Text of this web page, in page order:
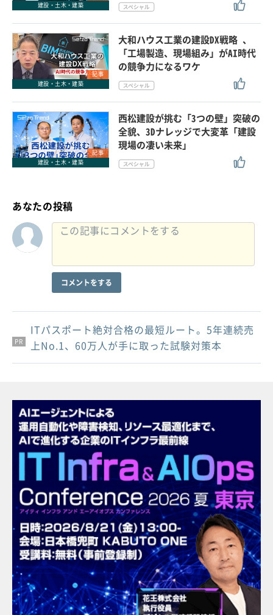
建設・土木・建築
記事
建設・土木・建築
大和ハウス工業の建設DX戦略 、
「工場製造、現場組み」がAI時代
の競争力になるワケ
記事
建設・土木・建築
西松建設が挑む「3つの壁」突破の
全貌、3Dナレッジで大変革「建設
現場の凄い未来」
あなたの投稿
コメントをする
PR
PR
PR
ITパスポート絶対合格の最短ルート。5年連続売
上No.1、60万人が手に取った試験対策本